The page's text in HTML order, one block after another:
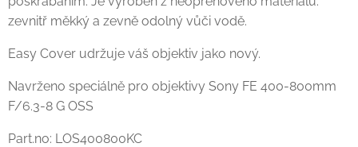
zevnitř měkký a zevně odolný vůči vodě.
Easy Cover udržuje váš objektiv jako nový.
Navrženo speciálně pro objektivy Sony FE 400-800mm
F/6.3-8 G OSS
Part.no: LOS400800KC